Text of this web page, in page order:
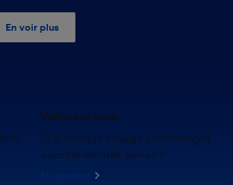
En voir plus
Valises et sacs.
Et si chaque voyage commençait
avec l'ensemble parfait?